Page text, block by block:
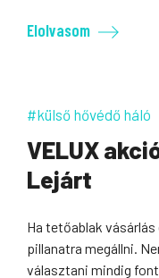
Elolvasom
#külső hővédő háló
VELUX
Lejárt
Ha tetőablak
pillanatra megállni.
választani mindig